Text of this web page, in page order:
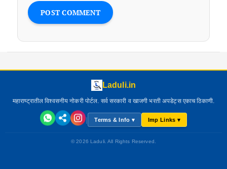
Laduli.in
महाराष्ट्रातील विश्वसनीय नोकरी पोर्टल. सर्व सरकारी व खाजगी भरती अपडेट्स एकाच ठिकाणी.
| Terms & Info ▾ Imp Links ▾
© 2026 Laduli. All Rights Reserved.